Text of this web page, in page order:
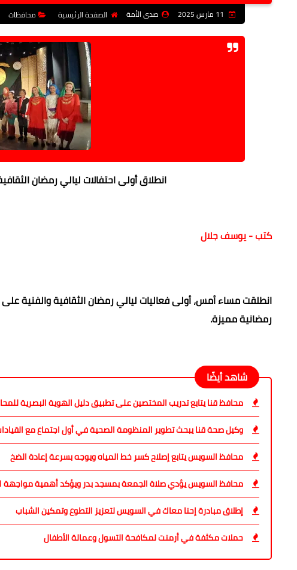
صدى الأمة الصفحة الرئيسية محافظات
انطلاق أولى احتفالات ليالي رمضان
كتب - يوسف جلال
انطلقت مساء أمس، أولى فعاليات ليالي رمضان الثقافية والفنية
رمضانية مميزة.
شاهد أيضًا
محافظ قنا يتابع تدريب المختصين على تطبيق دليل الهوية البصرية
وكيل صحة قنا يبحث تطوير المنظومة الصحية في أول اجتماع مع
محافظ السويس يتابع إصلاح كسر خط المياه ويوجه بسرعة إعادة الضخ
محافظ السويس يؤدي صلاة الجمعة بمسجد بدر ويؤكد أهمية مواجهة
إطلاق مبادرة إحنا معاك في السويس لتعزيز التطوع وتمكين الشباب
حملات مكثفة في أرمنت لمكافحة التسول وعمالة الأطفال